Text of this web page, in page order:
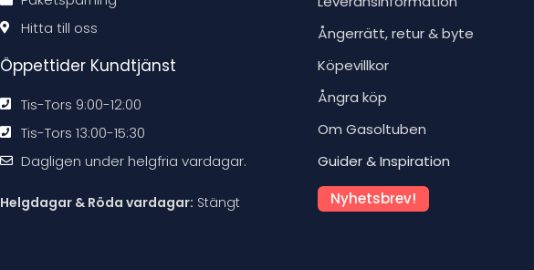
Hitta till oss
Öppettider Kundtjänst
Tis-Tors 9:00-12:00
Tis-Tors 13:00-15:30
Dagligen under helgfria vardagar.
Helgdagar & Röda vardagar: Stängt
Ångerrätt, retur & byte
Köpevillkor
Ångra köp
Om Gasoltuben
Guider & Inspiration
Nyhetsbrev!